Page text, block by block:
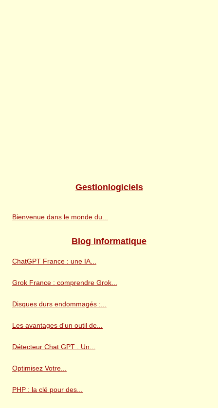
Gestionlogiciels
Bienvenue dans le monde du...
Blog informatique
ChatGPT France : une IA...
Grok France : comprendre Grok...
Disques durs endommagés :...
Les avantages d'un outil de...
Détecteur Chat GPT : Un...
Optimisez Votre...
PHP : la clé pour des...